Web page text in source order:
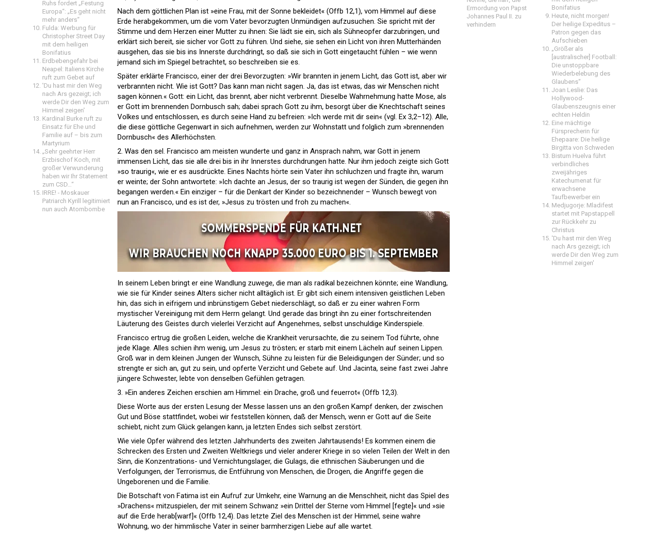
Ruhs fordert „Festung
Europa“: „Es geht nicht
mehr anders“
Fulda: Werbung für
Christopher Street Day
mit dem heiligen
Bonifatius
Erdbebengefahr bei
Neapel: Italiens Kirche
ruft zum Gebet auf
'Du hast mir den Weg
nach Ars gezeigt; ich
werde Dir den Weg zum
Himmel zeigen'
Kardinal Burke ruft zu
Einsatz für Ehe und
Familie auf – bis zum
Martyrium
„Sehr geehrter Herr
Erzbischof Koch, mit
großer Verwunderung
haben wir Ihr Statement
zum CSD…“
IRRE! - Moskauer
Patriarch Kyrill legitimiert
nun auch Atombombe
Nach dem göttlichen Plan ist »eine Frau, mit der Sonne bekleidet« (Offb 12,1), vom Himmel auf diese
Erde herabgekommen, um die vom Vater bevorzugten Unmündigen aufzusuchen. Sie spricht mit der
Stimme und dem Herzen einer Mutter zu ihnen: Sie lädt sie ein, sich als Sühneopfer darzubringen, und
erklärt sich bereit, sie sicher vor Gott zu führen. Und siehe, sie sehen ein Licht von ihren Mutterhänden
ausgehen, das sie bis ins Innerste durchdringt, so daß sie sich in Gott eingetaucht fühlen – wie wenn
jemand sich im Spiegel betrachtet, so beschreiben sie es.
Später erklärte Francisco, einer der drei Bevorzugten: »Wir brannten in jenem Licht, das Gott ist, aber wir
verbrannten nicht. Wie ist Gott? Das kann man nicht sagen. Ja, das ist etwas, das wir Menschen nicht
sagen können.« Gott: ein Licht, das brennt, aber nicht verbrennt. Dieselbe Wahrnehmung hatte Mose, als
er Gott im brennenden Dornbusch sah; dabei sprach Gott zu ihm, besorgt über die Knechtschaft seines
Volkes und entschlossen, es durch seine Hand zu befreien: »Ich werde mit dir sein« (vgl. Ex 3,2–12). Alle,
die diese göttliche Gegenwart in sich aufnehmen, werden zur Wohnstatt und folglich zum »brennenden
Dornbusch« des Allerhöchsten.
2. Was den sel. Francisco am meisten wunderte und ganz in Ansprach nahm, war Gott in jenem
immensen Licht, das sie alle drei bis in ihr Innerstes durchdrungen hatte. Nur ihm jedoch zeigte sich Gott
»so traurig«, wie er es ausdrückte. Eines Nachts hörte sein Vater ihn schluchzen und fragte ihn, warum
er weinte; der Sohn antwortete: »Ich dachte an Jesus, der so traurig ist wegen der Sünden, die gegen ihn
begangen werden.« Ein einziger – für die Denkart der Kinder so bezeichnender – Wunsch bewegt von
nun an Francisco, und es ist der, »Jesus zu trösten und froh zu machen«.
In seinem Leben bringt er eine Wandlung zuwege, die man als radikal bezeichnen könnte; eine Wandlung,
wie sie für Kinder seines Alters sicher nicht alltäglich ist. Er gibt sich einem intensiven geistlichen Leben
hin, das sich in eifrigem und inbrünstigem Gebet niederschlägt, so daß er zu einer wahren Form
mystischer Vereinigung mit dem Herrn gelangt. Und gerade das bringt ihn zu einer fortschreitenden
Läuterung des Geistes durch vielerlei Verzicht auf Angenehmes, selbst unschuldige Kinderspiele.
Francisco ertrug die großen Leiden, welche die Krankheit verursachte, die zu seinem Tod führte, ohne
jede Klage. Alles schien ihm wenig, um Jesus zu trösten; er starb mit einem Lächeln auf seinen Lippen.
Groß war in dem kleinen Jungen der Wunsch, Sühne zu leisten für die Beleidigungen der Sünder; und so
strengte er sich an, gut zu sein, und opferte Verzicht und Gebete auf. Und Jacinta, seine fast zwei Jahre
jüngere Schwester, lebte von denselben Gefühlen getragen.
3. »Ein anderes Zeichen erschien am Himmel: ein Drache, groß und feuerrot« (Offb 12,3).
Diese Worte aus der ersten Lesung der Messe lassen uns an den großen Kampf denken, der zwischen
Gut und Böse stattfindet, wobei wir feststellen können, daß der Mensch, wenn er Gott auf die Seite
schiebt, nicht zum Glück gelangen kann, ja letzten Endes sich selbst zerstört.
Wie viele Opfer während des letzten Jahrhunderts des zweiten Jahrtausends! Es kommen einem die
Schrecken des Ersten und Zweiten Weltkriegs und vieler anderer Kriege in so vielen Teilen der Welt in den
Sinn, die Konzentrations- und Vernichtungslager, die Gulags, die ethnischen Säuberungen und die
Verfolgungen, der Terrorismus, die Entführung von Menschen, die Drogen, die Angriffe gegen die
Ungeborenen und die Familie.
Die Botschaft von Fatima ist ein Aufruf zur Umkehr, eine Warnung an die Menschheit, nicht das Spiel des
»Drachens« mitzuspielen, der mit seinem Schwanz »ein Drittel der Sterne vom Himmel [fegte]« und »sie
auf die Erde herab[warf]« (Offb 12,4). Das letzte Ziel des Menschen ist der Himmel, seine wahre
Wohnung, wo der himmlische Vater in seiner barmherzigen Liebe auf alle wartet.
Ermordung von Papst
Johannes Paul II. zu
verhindern
Bonifatius
Heute, nicht morgen!
Der heilige Expeditus –
Patron gegen das
Aufschieben
„Größer als
[australischer] Football:
Die unstoppbare
Wiederbelebung des
Glaubens“
Joan Leslie: Das
Hollywood-
Glaubenszeugnis einer
echten Heldin
Eine mächtige
Fürsprecherin für
Ehepaare: Die heilige
Birgitta von Schweden
Bistum Huelva führt
verbindliches
zweijähriges
Katechumenat für
erwachsene
Taufbewerber ein
Medjugorje: Mladifest
startet mit Papstappell
zur Rückkehr zu
Christus
'Du hast mir den Weg
nach Ars gezeigt; ich
werde Dir den Weg zum
Himmel zeigen'